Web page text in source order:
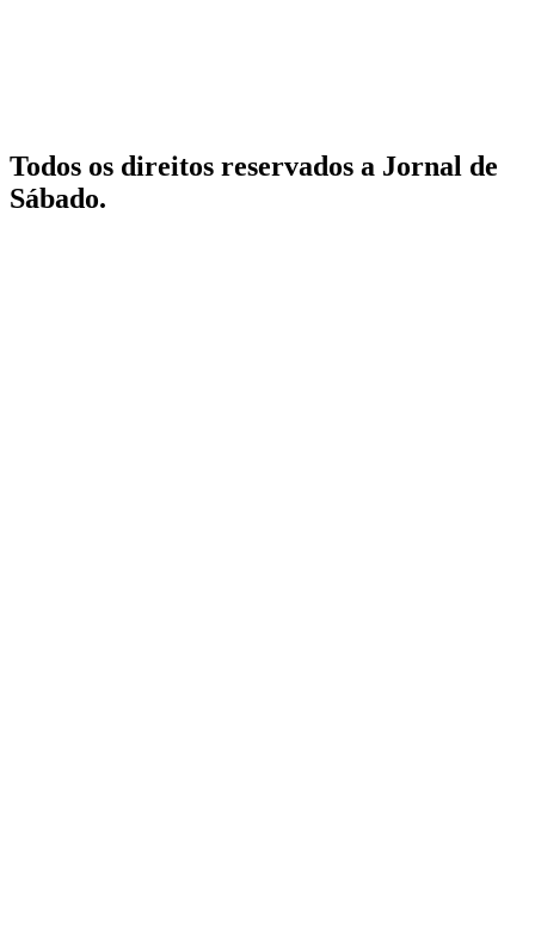
Todos os direitos reservados a Jornal de
Sábado.